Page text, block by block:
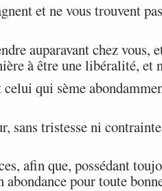
et ne vous trouvent
auparavant chez vous,
à être une libéralité, et
qui sème
sans tristesse ni
afin que, possédant
pour toute